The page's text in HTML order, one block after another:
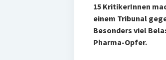
15 KritikerInnen
einem Tribunal
Besonders viel
Pharma-Opfer.